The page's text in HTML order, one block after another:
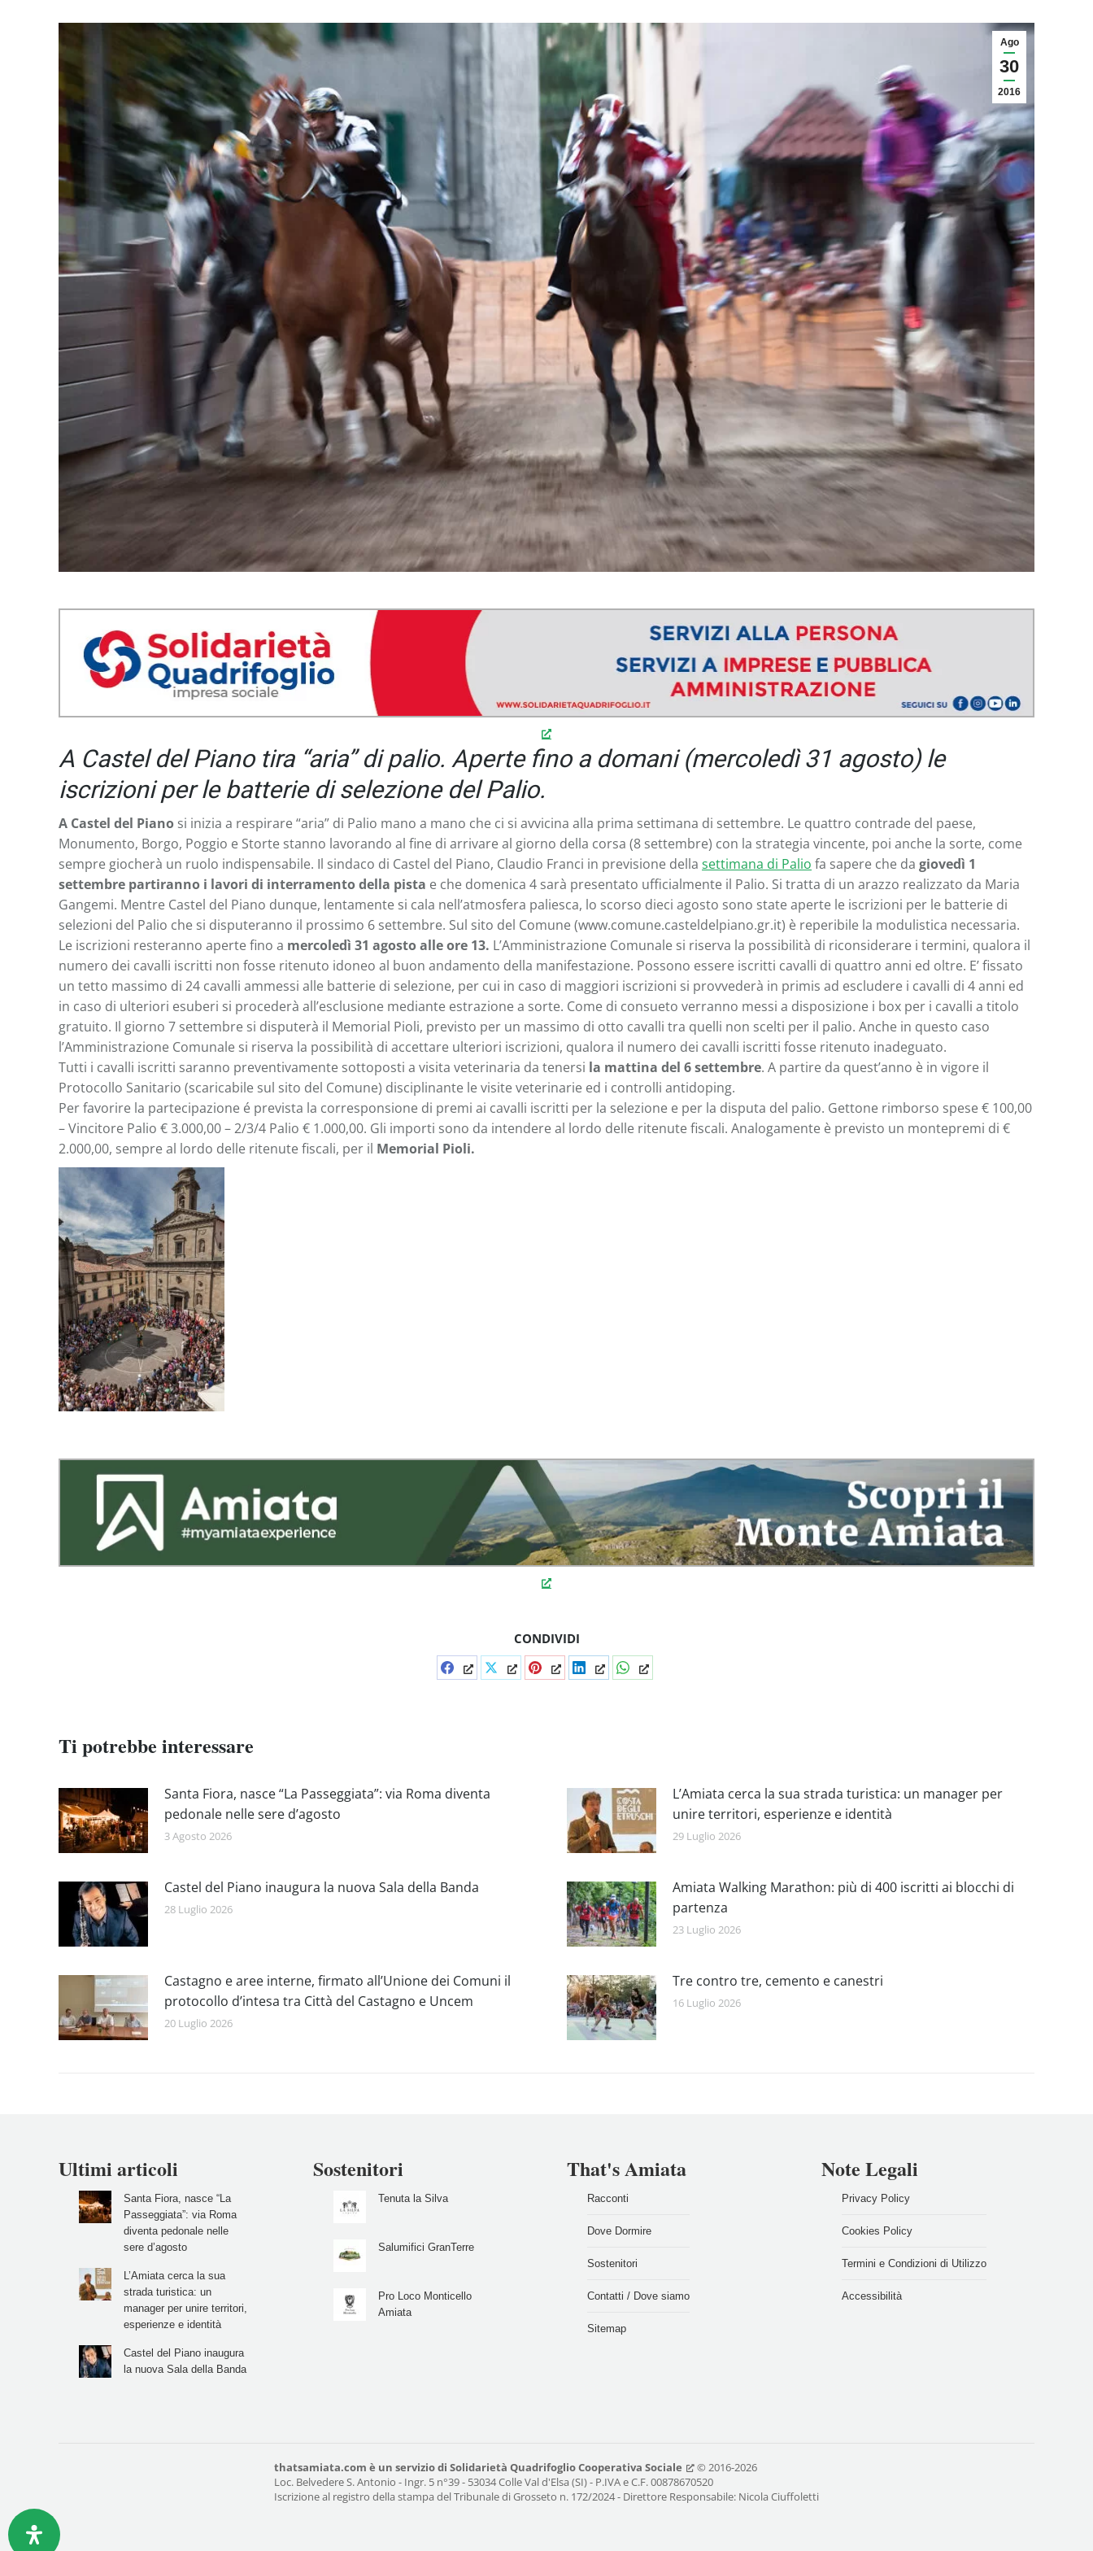
Ago
30
2016
A Castel del Piano tira “aria” di palio. Aperte fino a domani (mercoledì 31 agosto) le
iscrizioni per le batterie di selezione del Palio.
A Castel del Piano si inizia a respirare “aria” di Palio mano a mano che ci si avvicina alla prima settimana di settembre. Le quattro contrade del paese,
Monumento, Borgo, Poggio e Storte stanno lavorando al fine di arrivare al giorno della corsa (8 settembre) con la strategia vincente, poi anche la sorte, come
sempre giocherà un ruolo indispensabile. Il sindaco di Castel del Piano, Claudio Franci in previsione della settimana di Palio fa sapere che da giovedì 1
settembre partiranno i lavori di interramento della pista e che domenica 4 sarà presentato ufficialmente il Palio. Si tratta di un arazzo realizzato da Maria
Gangemi. Mentre Castel del Piano dunque, lentamente si cala nell’atmosfera paliesca, lo scorso dieci agosto sono state aperte le iscrizioni per le batterie di
selezioni del Palio che si disputeranno il prossimo 6 settembre. Sul sito del Comune (www.comune.casteldelpiano.gr.it) è reperibile la modulistica necessaria.
Le iscrizioni resteranno aperte fino a mercoledì 31 agosto alle ore 13. L’Amministrazione Comunale si riserva la possibilità di riconsiderare i termini, qualora il
numero dei cavalli iscritti non fosse ritenuto idoneo al buon andamento della manifestazione. Possono essere iscritti cavalli di quattro anni ed oltre. E’ fissato
un tetto massimo di 24 cavalli ammessi alle batterie di selezione, per cui in caso di maggiori iscrizioni si provvederà in primis ad escludere i cavalli di 4 anni ed
in caso di ulteriori esuberi si procederà all’esclusione mediante estrazione a sorte. Come di consueto verranno messi a disposizione i box per i cavalli a titolo
gratuito. Il giorno 7 settembre si disputerà il Memorial Pioli, previsto per un massimo di otto cavalli tra quelli non scelti per il palio. Anche in questo caso
l’Amministrazione Comunale si riserva la possibilità di accettare ulteriori iscrizioni, qualora il numero dei cavalli iscritti fosse ritenuto inadeguato.
Tutti i cavalli iscritti saranno preventivamente sottoposti a visita veterinaria da tenersi la mattina del 6 settembre. A partire da quest’anno è in vigore il
Protocollo Sanitario (scaricabile sul sito del Comune) disciplinante le visite veterinarie ed i controlli antidoping.
Per favorire la partecipazione é prevista la corresponsione di premi ai cavalli iscritti per la selezione e per la disputa del palio. Gettone rimborso spese € 100,00
– Vincitore Palio € 3.000,00 – 2/3/4 Palio € 1.000,00. Gli importi sono da intendere al lordo delle ritenute fiscali. Analogamente è previsto un montepremi di €
2.000,00, sempre al lordo delle ritenute fiscali, per il Memorial Pioli.
CONDIVIDI
CondividiCondividiCondividiCondividiCondividi
Ti potrebbe interessare
Santa Fiora, nasce “La Passeggiata”: via Roma diventa
pedonale nelle sere d’agosto
3 Agosto 2026
L’Amiata cerca la sua strada turistica: un manager per
unire territori, esperienze e identità
29 Luglio 2026
Castel del Piano inaugura la nuova Sala della Banda
28 Luglio 2026
Amiata Walking Marathon: più di 400 iscritti ai blocchi di
partenza
23 Luglio 2026
Castagno e aree interne, firmato all’Unione dei Comuni il
protocollo d’intesa tra Città del Castagno e Uncem
20 Luglio 2026
Tre contro tre, cemento e canestri
16 Luglio 2026
Ultimi articoli
Santa Fiora, nasce “La
Passeggiata”: via Roma
diventa pedonale nelle
sere d’agosto
L’Amiata cerca la sua
strada turistica: un
manager per unire territori,
esperienze e identità
Castel del Piano inaugura
la nuova Sala della Banda
Sostenitori
Tenuta la Silva
Salumifici GranTerre
Pro Loco Monticello
Amiata
That's Amiata
Racconti
Dove Dormire
Sostenitori
Contatti / Dove siamo
Sitemap
Note Legali
Privacy Policy
Cookies Policy
Termini e Condizioni di Utilizzo
Accessibilità
thatsamiata.com è un servizio di Solidarietà Quadrifoglio Cooperativa Sociale
© 2016-2026
Loc. Belvedere S. Antonio - Ingr. 5 n°39 - 53034 Colle Val d'Elsa (SI) - P.IVA e C.F. 00878670520
Iscrizione al registro della stampa del Tribunale di Grosseto n. 172/2024 - Direttore Responsabile: Nicola Ciuffoletti